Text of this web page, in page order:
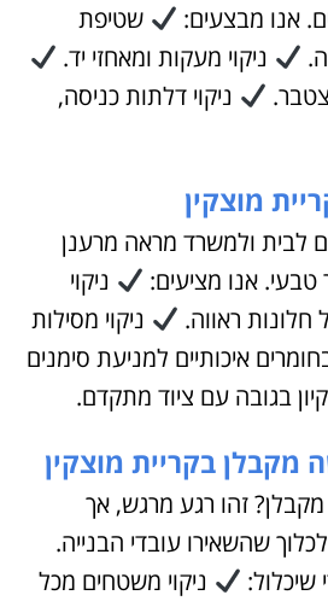
אנו מבצעים:
שטיפת
ניקוי מעקות ומאחזי יד.
ניקוי דלתות כניסה,
מוצקין
לבית ולמשרד מראה מרענן
אנו מציעים:
ניקוי
חלונות ראווה.
ניקוי מסילות
איכותיים למניעת סימנים
בגובה עם ציוד מתקדם.
מקבלן בקריית מוצקין
זהו רגע מרגש, אך
שהשאירו עובדי הבנייה.
שיכלול:
ניקוי משטחים מכל